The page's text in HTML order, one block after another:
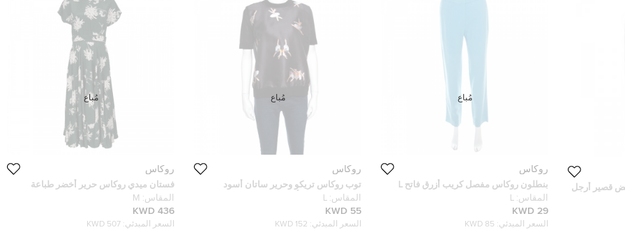
قصير أرجل
روكاس
بنطلون روكاس مفصل كريب أزرق فاتح L
المقاس: L
29 KWD
السعر المبدئي: 85 KWD
مُباع
روكاس
توب روكاس تريكو وحرير ساتان أسود
باليرينا مطبوعة بأكمام قصيرة L
المقاس: L
55 KWD
السعر المبدئي: 152 KWD
مُباع
روكاس
فستان ميدي روكاس حرير أخضر طباعة
الداليا M
المقاس: M
436 KWD
السعر المبدئي: 507 KWD
مُباع